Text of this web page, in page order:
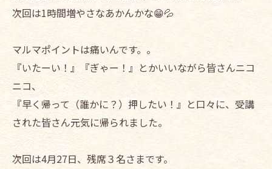
次回は1時間増やさなあかんかな😁💦
マルマポイントは痛いんです。。
『いたーい！』『ぎゃー！』とかいいながら皆さんニコ
ニコ、
『早く帰って（誰かに？）押したい！』と口々に、受講
された皆さん元気に帰られました。
次回は4月27日、残席３名さまです。